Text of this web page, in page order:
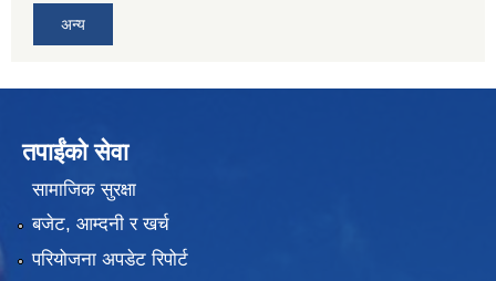
अन्य
तपाईंको सेवा
सामाजिक सुरक्षा
बजेट, आम्दनी र खर्च
परियोजना अपडेट रिपोर्ट